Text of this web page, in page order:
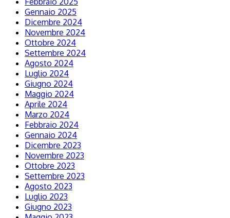
Gennaio 2025
Dicembre 2024
Novembre 2024
Ottobre 2024
Settembre 2024
Agosto 2024
Luglio 2024
Giugno 2024
Maggio 2024
Aprile 2024
Marzo 2024
Febbraio 2024
Gennaio 2024
Dicembre 2023
Novembre 2023
Ottobre 2023
Settembre 2023
Agosto 2023
Luglio 2023
Giugno 2023